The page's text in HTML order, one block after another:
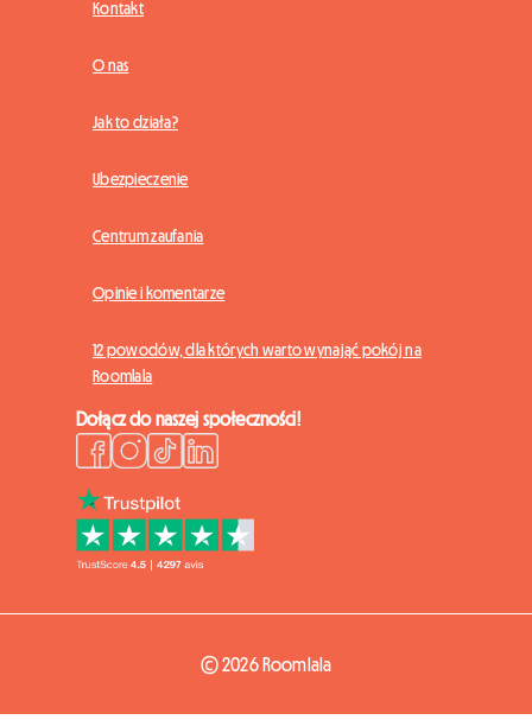
Kontakt
O nas
Jak to działa?
Ubezpieczenie
Centrum zaufania
Opinie i komentarze
12 powodów, dla których warto wynająć pokój na
Roomlala
Dołącz do naszej społeczności!
© 2026 Roomlala